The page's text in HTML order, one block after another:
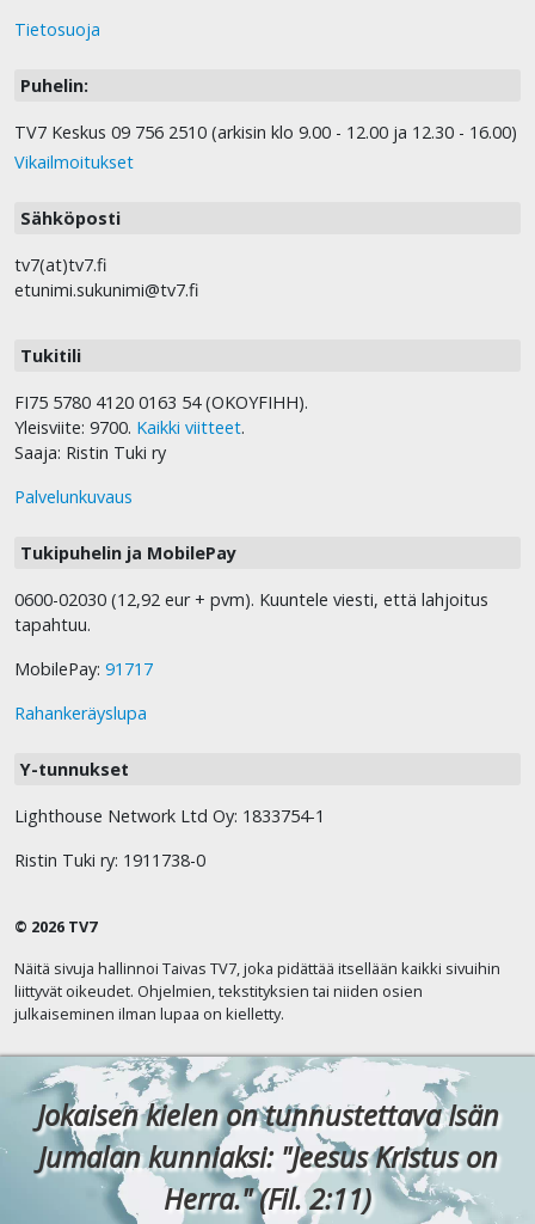
Tietosuoja
Puhelin:
TV7 Keskus 09 756 2510 (arkisin klo 9.00 - 12.00 ja 12.30 - 16.00)
Vikailmoitukset
Sähköposti
tv7(at)tv7.fi
etunimi.sukunimi@tv7.fi
Tukitili
FI75 5780 4120 0163 54 (OKOYFIHH).
Yleisviite: 9700. Kaikki viitteet.
Saaja: Ristin Tuki ry
Palvelunkuvaus
Tukipuhelin ja MobilePay
0600-02030 (12,92 eur + pvm). Kuuntele viesti, että lahjoitus
tapahtuu.
MobilePay: 91717
Rahankeräyslupa
Y-tunnukset
Lighthouse Network Ltd Oy: 1833754-1
Ristin Tuki ry: 1911738-0
© 2026 TV7
Näitä sivuja hallinnoi Taivas TV7, joka pidättää itsellään kaikki sivuihin
liittyvät oikeudet. Ohjelmien, tekstityksien tai niiden osien
julkaiseminen ilman lupaa on kielletty.
Jokaisen kielen on tunnustettava Isän
Jumalan kunniaksi: "Jeesus Kristus on
Herra." (Fil. 2:11)